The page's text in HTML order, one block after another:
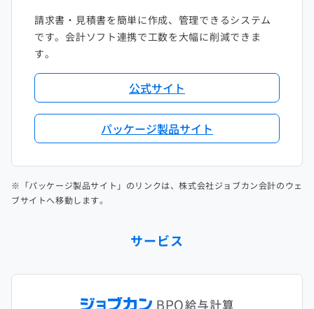
請求書・見積書を簡単に作成、管理できるシステム
です。会計ソフト連携で工数を大幅に削減できま
す。
公式サイト
パッケージ製品サイト
※「パッケージ製品サイト」のリンクは、株式会社ジョブカン会計のウェ
ブサイトへ移動します。
サービス